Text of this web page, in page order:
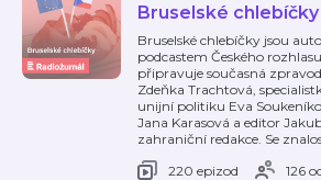
Bruselské chlebíčky
Bruselské chlebíčky jsou
podcastem Českého
připravuje současná
Zdeňka Trachtová,
unijní politiku Eva
Jana Karasová a editor
zahraniční redakce. Se
220 epizod
126